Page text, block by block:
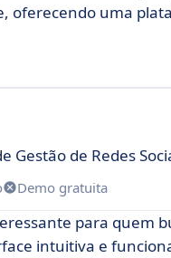
oferecendo uma
Gestão de Redes
Demo gratuita
para quem
intuitiva e